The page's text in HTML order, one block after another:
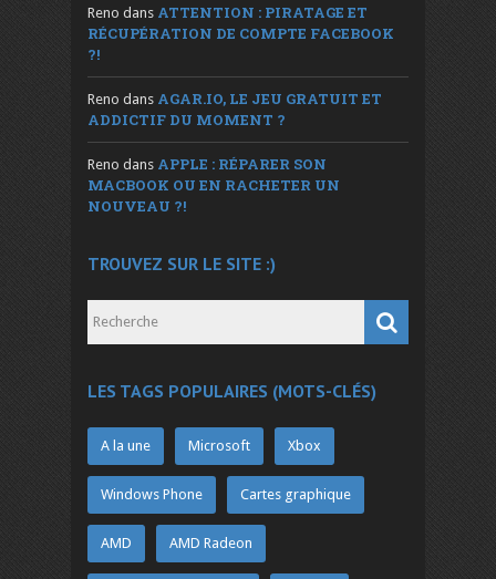
Reno dans ATTENTION : PIRATAGE ET
RÉCUPÉRATION DE COMPTE FACEBOOK
?!
Reno dans AGAR.IO, LE JEU GRATUIT ET
ADDICTIF DU MOMENT ?
Reno dans APPLE : RÉPARER SON
MACBOOK OU EN RACHETER UN
NOUVEAU ?!
TROUVEZ SUR LE SITE :)
LES TAGS POPULAIRES (MOTS-CLÉS)
A la une Microsoft Xbox
Windows Phone Cartes graphique
AMD AMD Radeon